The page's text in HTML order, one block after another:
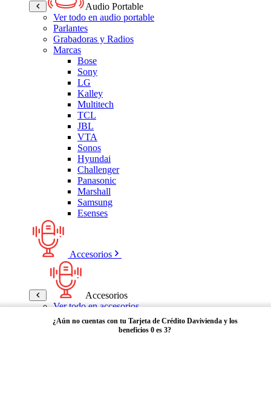
Audio Portable
Ver todo en audio portable
Parlantes
Grabadoras y Radios
Marcas
Bose
Sony
LG
Kalley
Multitech
TCL
JBL
VTA
Sonos
Hyundai
Challenger
Panasonic
Marshall
Samsung
Esenses
Accesorios
Accesorios
Ver todo en accesorios
Micrófonos
Bases
¿Aún no cuentas con tu Tarjeta de Crédito Davivienda y los
beneficios 0 es 3?